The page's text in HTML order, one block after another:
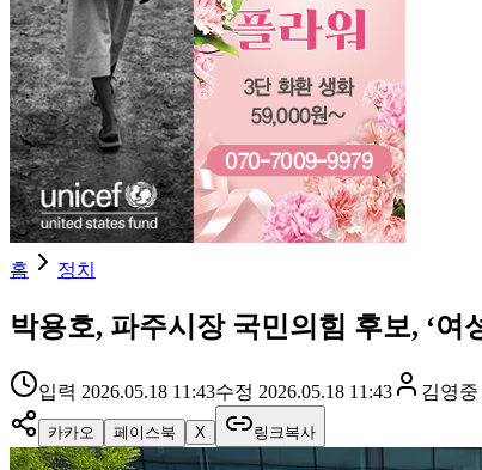
홈 정치
박용호, 파주시장 국민의힘 후보, ‘여
입력 2026.05.18 11:43수정 2026.05.18 11:43 김영중
카카오 페이스북 X 링크복사